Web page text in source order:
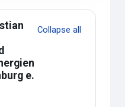
e.
Collapse all